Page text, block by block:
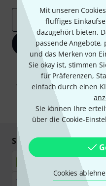
Mit unseren
fluffiges
dazugehört bieten.
passende Angebote,
und das Merken von
Sie okay ist, stimmen
für Präferenzen,
einfach durch einen
Sie können Ihre
über die Cookie-
Cookies
E-Mail-Adresse*
Jetzt
Mit Klick auf „Jetzt anmelden“
Werbung und einer Messung
Abmeldung ist jederzeit
unseren
*
Sicher einkaufen &